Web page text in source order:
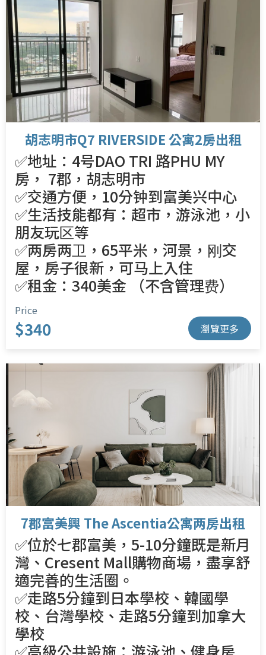
胡志明市Q7 RIVERSIDE 公寓2房出租
✅地址：4号DAO TRI 路PHU MY
房， 7郡，胡志明市
✅交通方便，10分钟到富美兴中心
✅生活技能都有：超市，游泳池，小
朋友玩区等
✅两房两卫，65平米，河景，刚交
屋，房子很新，可马上入住
✅租金：340美金 （不含管理费）
Price
$340 瀏覽更多
7郡富美興 The Ascentia公寓两房出租
✅位於七郡富美，5-10分鐘既是新月
灣、Cresent Mall購物商場，盡享舒
適完善的生活圈。
✅走路5分鐘到日本學校、韓國學
校、台灣學校、走路5分鐘到加拿大
學校